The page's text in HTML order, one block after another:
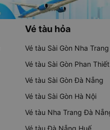
Vé tàu hỏa
Vé tàu Sài Gòn Nha Trang
Vé tàu Sài Gòn Phan Thiết
Vé tàu Sài Gòn Đà Nẵng
Vé tàu Sài Gòn Hà Nội
Vé tàu Nha Trang Đà
Vé tàu Đà Nẵng Huế